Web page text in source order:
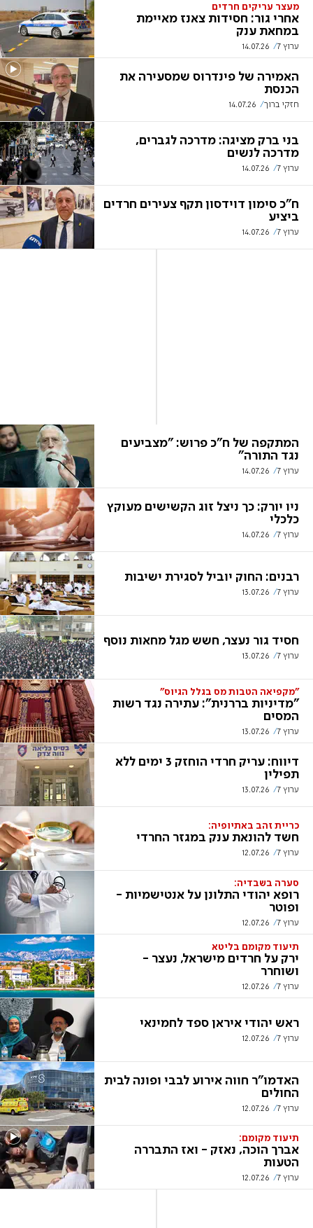
מעצר עריקים חרדים
אחרי גור: חסידות צאנז מאיימת
במחאת ענק
ערוץ 7 14.07.26
האמירה של פינדרוס שמסעירה את
הכנסת
חזקי ברוך 14.07.26
בני ברק מציגה: מדרכה לגברים,
מדרכה לנשים
ערוץ 7 14.07.26
ח"כ סימון דוידסון תקף צעירים חרדים
ביציע
ערוץ 7 14.07.26
המתקפה של ח"כ פרוש: "מצביעים
נגד התורה"
ערוץ 7 14.07.26
ניו יורק: כך ניצל זוג הקשישים מעוקץ
כלכלי
ערוץ 7 14.07.26
רבנים: החוק יוביל לסגירת ישיבות
ערוץ 7 13.07.26
חסיד גור נעצר, חשש מגל מחאות נוסף
ערוץ 7 13.07.26
"מקפיאה הטבות מס בגלל הגיוס"
"מדיניות בררנית": עתירה נגד רשות
המסים
ערוץ 7 13.07.26
דיווח: עריק חרדי הוחזק 3 ימים ללא
תפילין
ערוץ 7 13.07.26
כריית זהב באתיופיה:
חשד להונאת ענק במגזר החרדי
ערוץ 7 12.07.26
סערה בשבדיה:
רופא יהודי התלונן על אנטישמיות -
ופוטר
ערוץ 7 12.07.26
תיעוד מקומם בליטא
ירק על חרדים מישראל, נעצר -
ושוחרר
ערוץ 7 12.07.26
ראש יהודי איראן ספד לחמינאי
ערוץ 7 12.07.26
האדמו"ר חווה אירוע לבבי ופונה לבית
החולים
ערוץ 7 12.07.26
תיעוד מקומם:
אברך הוכה, נאזק - ואז התבררה
הטעות
ערוץ 7 12.07.26